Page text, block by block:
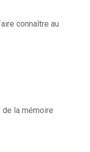
connaître au
la mémoire